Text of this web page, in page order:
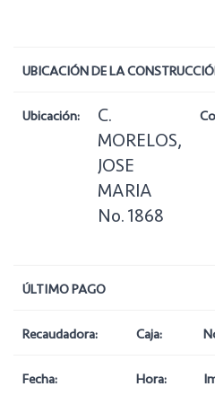
UBICACIÓN DE LA
Ubicación:
C.
MORELOS,
JOSE
MARIA
No. 1868
ÚLTIMO PAGO
Recaudadora: Caja:
Fecha: Hora: